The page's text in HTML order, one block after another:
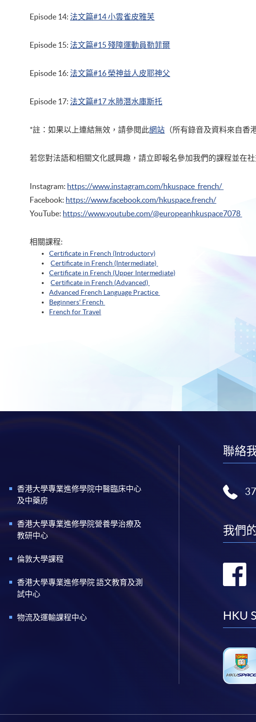
Episode 14: 法文篇#14 小雲雀皮雅芙
Episode 15: 法文篇#15 殘障運動員勒菲爾
Episode 16: 法文篇#16 榮神益人皮耶神父
Episode 17: 法文篇#17 水肺潛水庫斯托
*註：如果以上連結無效，請參閱此網站 （所有錄音及資料來自香
若您對法語和相關文化感興趣，請立即報名參加我們的課程並在社
Instagram: https://www.instagram.com/hkuspace_french/
Facebook: https://www.facebook.com/hkuspace.french/
YouTube: https://www.youtube.com/@europeanhkuspace7078
相關課程:
Certificate in French (Introductory)
Certificate in French (Intermediate)
Certificate in French (Upper Intermediate)
Certificate in French (Advanced)
Advanced French Language Practice
Beginners' French
French for Travel
香港大學專業進修學院中醫臨床中心
及中藥房
香港大學專業進修學院營養學治療及
教研中心
倫敦大學課程
香港大學專業進修學院 語文教育及測
試中心
物流及運輸課程中心
聯絡
我們
HKU